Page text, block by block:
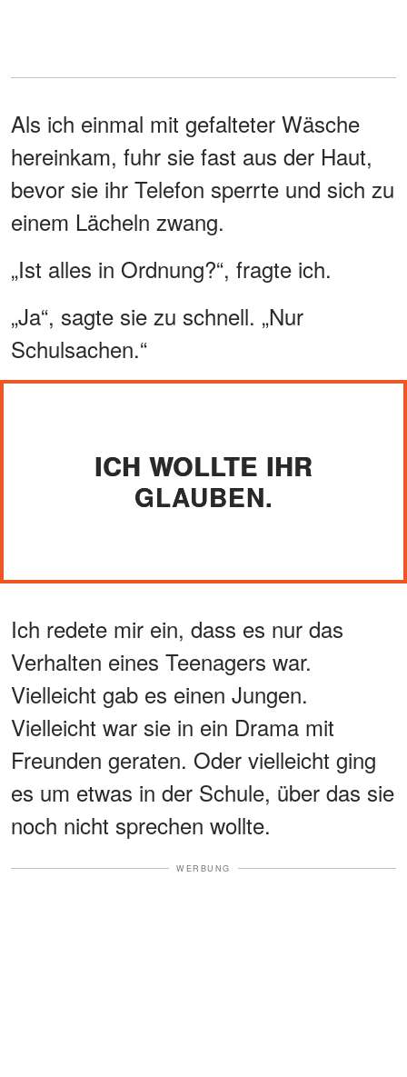
Als ich einmal mit gefalteter Wäsche
hereinkam, fuhr sie fast aus der Haut,
bevor sie ihr Telefon sperrte und sich zu
einem Lächeln zwang.
„Ist alles in Ordnung?“, fragte ich.
„Ja“, sagte sie zu schnell. „Nur
Schulsachen.“
ICH WOLLTE IHR
GLAUBEN.
Ich redete mir ein, dass es nur das
Verhalten eines Teenagers war.
Vielleicht gab es einen Jungen.
Vielleicht war sie in ein Drama mit
Freunden geraten. Oder vielleicht ging
es um etwas in der Schule, über das sie
noch nicht sprechen wollte.
WERBUNG